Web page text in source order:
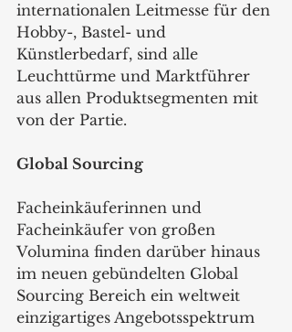
internationalen Leitmesse für den
Hobby-, Bastel- und
Künstlerbedarf, sind alle
Leuchttürme und Marktführer
aus allen Produktsegmenten mit
von der Partie.
Global Sourcing
Facheinkäuferinnen und
Facheinkäufer von großen
Volumina finden darüber hinaus
im neuen gebündelten Global
Sourcing Bereich ein weltweit
einzigartiges Angebotsspektrum